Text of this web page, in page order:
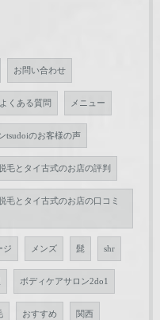
お問い合わせ
よくある質問 メニュー
tsudoiのお客様の声
毛とタイ古式のお店の評判
毛とタイ古式のお店の口コミ
ジ メンズ 髭 shr
ボディケアサロン2do1
おすすめ 関西